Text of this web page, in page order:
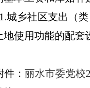
城乡社区支出（
地使用功能的配
件： 丽水市委党校